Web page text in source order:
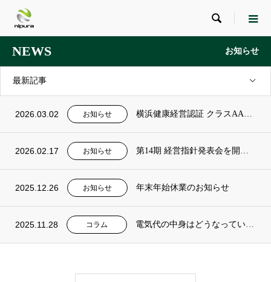

NEWS お知らせ
最新記事
2026.03.02 お知らせ 横浜健康経営認証 クラスAAAを取得いたしました
2026.02.17 お知らせ 第14期 経営指針発表会を開催しました
2025.12.26 お知らせ 年末年始休業のお知らせ
2025.11.28 コラム 電気代の中身はどうなっている？業界別に簡単整理 記事をアップしました。